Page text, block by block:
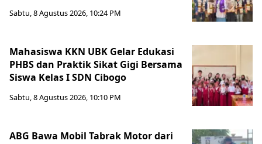
Sabtu, 8 Agustus 2026, 10:24 PM
Mahasiswa KKN UBK Gelar Edukasi
PHBS dan Praktik Sikat Gigi Bersama
Siswa Kelas I SDN Cibogo
Sabtu, 8 Agustus 2026, 10:10 PM
ABG Bawa Mobil Tabrak Motor dari